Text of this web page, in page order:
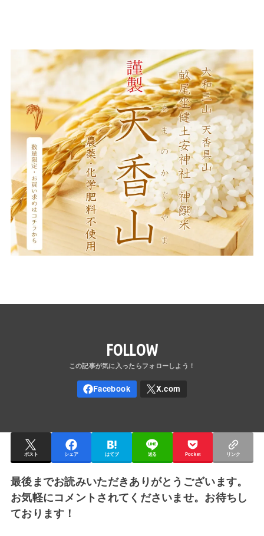
FOLLOW
ポスト シェア はてブ 送る Pocket リンク
最後までお読みいただきありがとうございます。
お気軽にコメントされてくださいませ。お待ちし
ております！